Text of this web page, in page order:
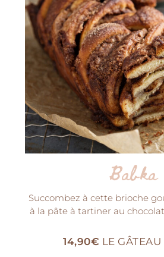
Babka
Succombez à cette brioche
à la pâte à tartiner au
14,90€ LE